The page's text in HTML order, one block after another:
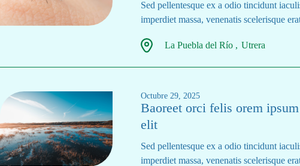
Sed pellentesque ex a odio tincidunt
imperdiet massa, venenatis scelerisque
La Puebla del Río Utrera
Octubre 29, 2025
Baoreet orci felis orem
elit
Sed pellentesque ex a odio tincidunt
imperdiet massa, venenatis scelerisque